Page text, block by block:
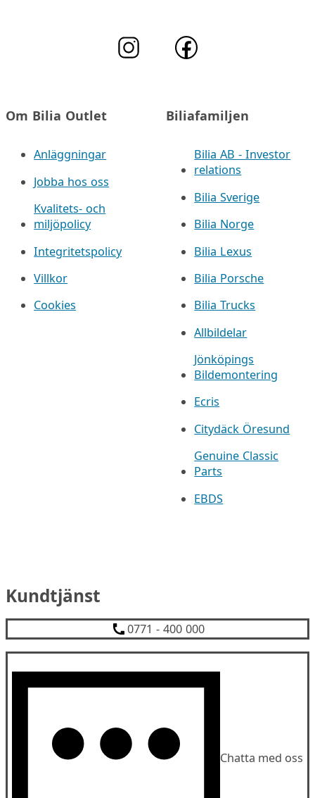
Om Bilia Outlet
Anläggningar
Jobba hos oss
Kvalitets- och
miljöpolicy
Integritetspolicy
Villkor
Cookies
Biliafamiljen
Bilia AB - Investor
relations
Bilia Sverige
Bilia Norge
Bilia Lexus
Bilia Porsche
Bilia Trucks
Allbildelar
Jönköpings
Bildemontering
Ecris
Citydäck Öresund
Genuine Classic
Parts
EBDS
Kundtjänst
0771 - 400 000
Chatta med oss